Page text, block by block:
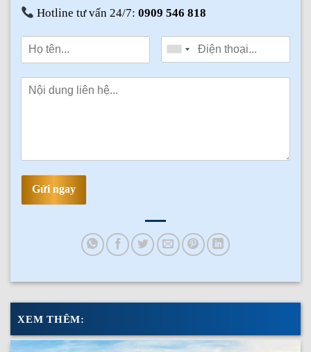
Hotline tư vấn 24/7:0909 546 818
Gửi ngay
XEM THÊM: